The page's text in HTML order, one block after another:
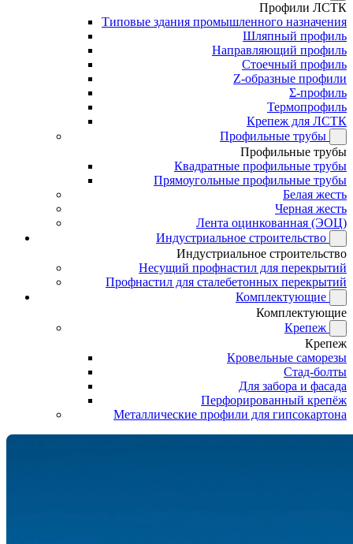
Профили ЛСТК
Типовые здания промышленного назначения
Шляпный профиль
Направляющий профиль
Стоечный профиль
Z-образные профили
Σ-профиль
Термопрофиль
Крепеж для ЛСТК
Профильные трубы
Профильные трубы
Квадратные профильные трубы
Прямоугольные профильные трубы
Белая жесть
Черная жесть
Лента оцинкованная (ЭОЦ)
Индустриальное строительство
Индустриальное строительство
Несущий профнастил для перекрытий
Профнастил для сталебетонных перекрытий
Комплектующие
Комплектующие
Крепеж
Крепеж
Кровельные саморезы
Стад-болты
Для забора и фасада
Перфорированный крепёж
Металлические профили для гипсокартона